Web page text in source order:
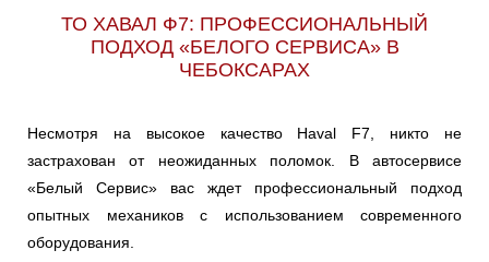
ТО ХАВАЛ Ф7: ПРОФЕССИОНАЛЬНЫЙ
ПОДХОД «БЕЛОГО СЕРВИСА» В
ЧЕБОКСАРАХ
Несмотря на высокое качество Haval F7, никто не
застрахован от неожиданных поломок. В автосервисе
«Белый Сервис» вас ждет профессиональный подход
опытных механиков с использованием современного
оборудования.